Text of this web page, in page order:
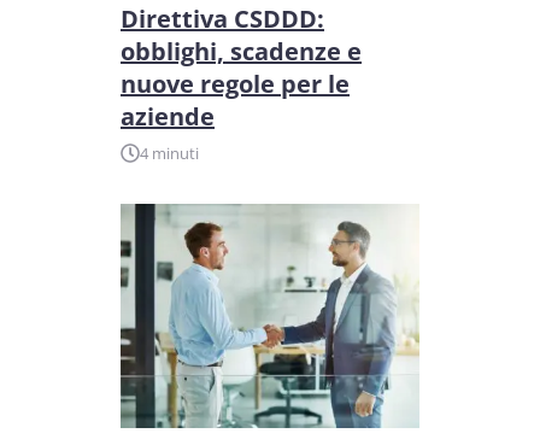
Direttiva CSDDD:
obblighi, scadenze e
nuove regole per le
aziende
4 minuti